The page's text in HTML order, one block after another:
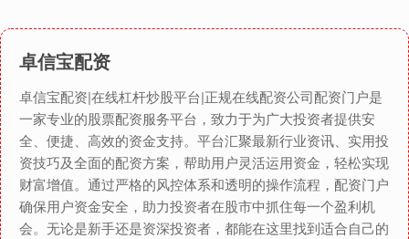
卓信宝配资
卓信宝配资|在线杠杆炒股平台|正规在线配资公司配资门户是
一家专业的股票配资服务平台，致力于为广大投资者提供安
全、便捷、高效的资金支持。平台汇聚最新行业资讯、实用投
资技巧及全面的配资方案，帮助用户灵活运用资金，轻松实现
财富增值。通过严格的风控体系和透明的操作流程，配资门户
确保用户资金安全，助力投资者在股市中抓住每一个盈利机
会。无论是新手还是资深投资者，都能在这里找到适合自己的